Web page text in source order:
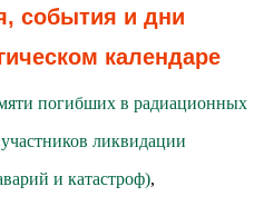
события и дни
календаре
погибших в радиационных
ликвидации
и катастроф),